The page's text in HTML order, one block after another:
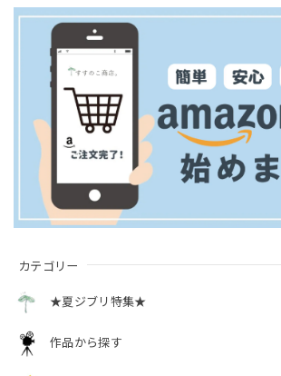
カテゴリー
★夏ジブリ特集★
作品から探す